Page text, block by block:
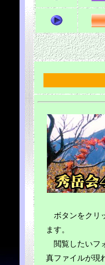
ボタンをクリ
ます。
閲覧したいフ
真ファイルが現